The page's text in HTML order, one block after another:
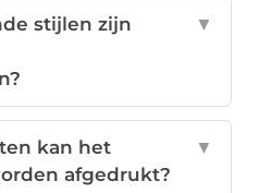
stijlen zijn
▼
kan het
afgedrukt?
▼